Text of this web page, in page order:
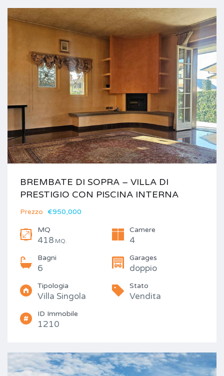
BREMBATE DI SOPRA – VILLA DI
PRESTIGIO CON PISCINA INTERNA
Prezzo €950,000
MQ
418 MQ.
Camere
4
Bagni
6
Garages
doppio
Tipologia
Villa Singola
Stato
Vendita
ID Immobile
1210